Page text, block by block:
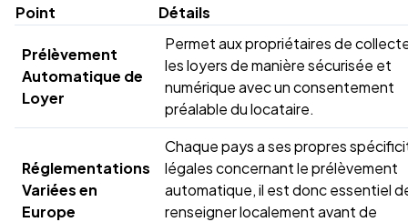
Point Détails
Prélèvement
Automatique de
Loyer
Permet aux propriétaires de
les loyers de manière sécurisée et
numérique avec un consentement
préalable du locataire.
Réglementations
Variées en
Europe
Chaque pays a ses propres
légales concernant le prélèvement
automatique, il est donc essentiel
renseigner localement avant de